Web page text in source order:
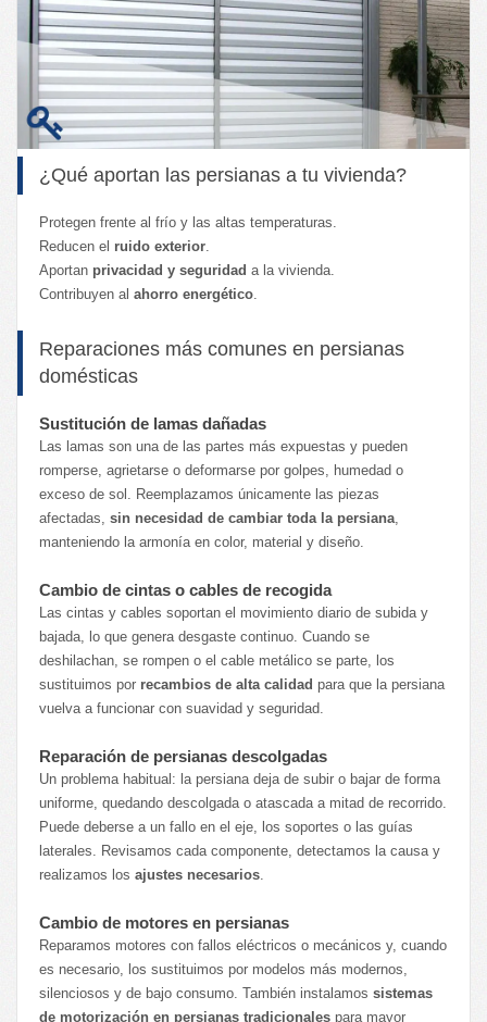
Muelles cierrapuertas
Persianas domésticas
Persianas metálicas
Servicios para hoteles
¿Qué aportan las persianas a tu vivienda?
Protegen frente al frío y las altas temperaturas.
Reducen el ruido exterior
Aportan privacidad y seguridad a la vivienda.
Contribuyen al ahorro energético
Reparaciones más comunes en persianas
domésticas
Sustitución de lamas dañadas
Las lamas son una de las partes más expuestas y pueden
romperse, agrietarse o deformarse por golpes, humedad o
exceso de sol. Reemplazamos únicamente las piezas
afectadas, sin necesidad de cambiar toda la persiana
manteniendo la armonía en color, material y diseño.
Cambio de cintas o cables de recogida
Las cintas y cables soportan el movimiento diario de subida y
bajada, lo que genera desgaste continuo. Cuando se
deshilachan, se rompen o el cable metálico se parte, los
sustituimos por recambios de alta calidad para que la persiana
vuelva a funcionar con suavidad y seguridad.
Reparación de persianas descolgadas
Un problema habitual: la persiana deja de subir o bajar de forma
uniforme, quedando descolgada o atascada a mitad de recorrido.
Puede deberse a un fallo en el eje, los soportes o las guías
laterales. Revisamos cada componente, detectamos la causa y
realizamos los ajustes necesarios
Cambio de motores en persianas
Reparamos motores con fallos eléctricos o mecánicos y, cuando
es necesario, los sustituimos por modelos más modernos,
silenciosos y de bajo consumo. También instalamos sistemas
de motorización en persianas tradicionales para mayor